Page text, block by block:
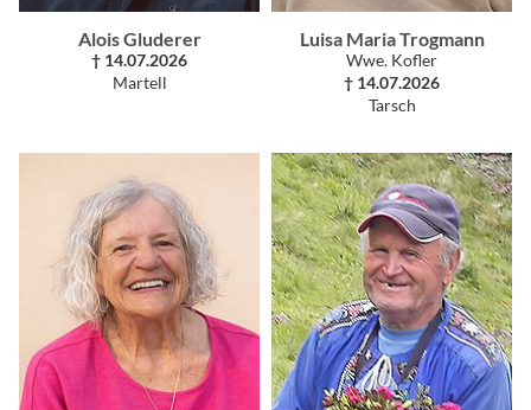
Alois Gluderer
† 14.07.2026
Martell
Luisa Maria Trogmann
Wwe. Kofler
† 14.07.2026
Tarsch